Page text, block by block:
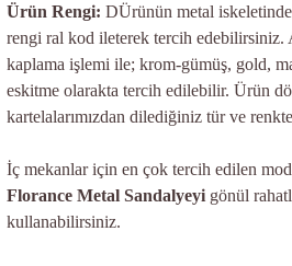
Ürün Rengi: DÜrünün metal
rengi ral kod ileterek tercih edebilirsiniz.
kaplama işlemi ile; krom-gümüş, gold,
eskitme olarakta tercih edilebilir. Ürün
kartelalarımızdan dilediğiniz tür ve
İç mekanlar için en çok tercih edilen
Florance Metal Sandalyeyi gönül
kullanabilirsiniz.